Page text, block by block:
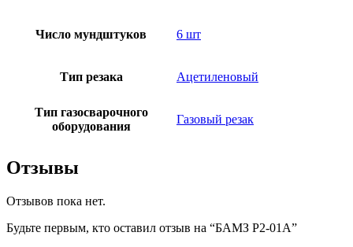
Число мундштуков 6 шт
Тип резака Ацетиленовый
Тип газосварочного
оборудования
Газовый резак
Отзывы
Отзывов пока нет.
Будьте первым, кто оставил отзыв на “БАМЗ Р2-01А”